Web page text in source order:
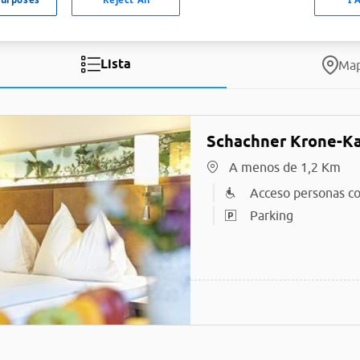
Lista
Schachner Krone-
A menos de 1,2 Km
Acceso personas
Parking